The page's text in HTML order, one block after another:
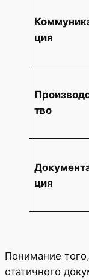
ция
тво
ция
Понимание
статичного